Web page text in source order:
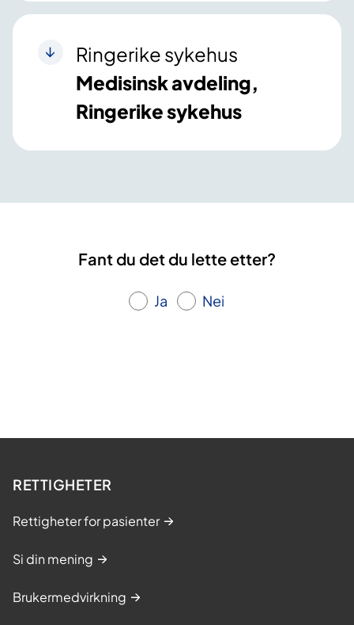
Ringerike sykehus
Medisinsk avdeling,
Ringerike sykehus
Fant du det du lette etter?
Ja Nei
RETTIGHETER
Rettigheter for pasienter
Si din mening
Brukermedvirkning